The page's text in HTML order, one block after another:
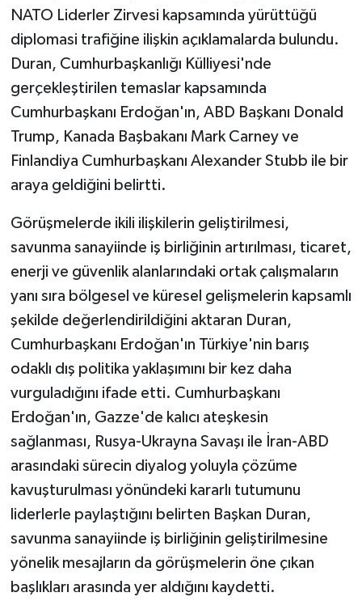
NATO Liderler Zirvesi kapsamında yürüttüğü
diplomasi trafiğine ilişkin açıklamalarda bulundu.
Duran, Cumhurbaşkanlığı Külliyesi'nde
gerçekleştirilen temaslar kapsamında
Cumhurbaşkanı Erdoğan'ın, ABD Başkanı Donald
Trump, Kanada Başbakanı Mark Carney ve
Finlandiya Cumhurbaşkanı Alexander Stubb ile bir
araya geldiğini belirtti.
Görüşmelerde ikili ilişkilerin geliştirilmesi,
savunma sanayiinde iş birliğinin artırılması, ticaret,
enerji ve güvenlik alanlarındaki ortak çalışmaların
yanı sıra bölgesel ve küresel gelişmelerin kapsamlı
şekilde değerlendirildiğini aktaran Duran,
Cumhurbaşkanı Erdoğan'ın Türkiye'nin barış
odaklı dış politika yaklaşımını bir kez daha
vurguladığını ifade etti. Cumhurbaşkanı
Erdoğan'ın, Gazze'de kalıcı ateşkesin
sağlanması, Rusya-Ukrayna Savaşı ile İran-ABD
arasındaki sürecin diyalog yoluyla çözüme
kavuşturulması yönündeki kararlı tutumunu
liderlerle paylaştığını belirten Başkan Duran,
savunma sanayiinde iş birliğinin geliştirilmesine
yönelik mesajların da görüşmelerin öne çıkan
başlıkları arasında yer aldığını kaydetti.